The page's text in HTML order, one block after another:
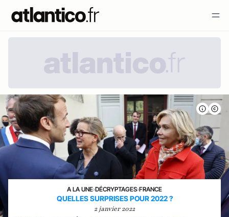
A LA UNE›DÉCRYPTAGES›FRANCE
QUELLES SURPRISES POUR 2022 ?
2 janvier 2022